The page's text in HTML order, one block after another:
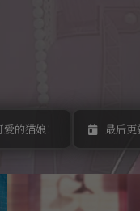
的猫娘！ 最后